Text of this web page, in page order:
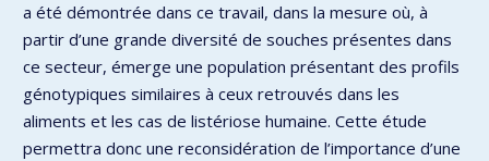
a été démontrée dans ce travail, dans la mesure où, à
partir d’une grande diversité de souches présentes dans
ce secteur, émerge une population présentant des profils
génotypiques similaires à ceux retrouvés dans les
aliments et les cas de listériose humaine. Cette étude
permettra donc une reconsidération de l’importance d’une